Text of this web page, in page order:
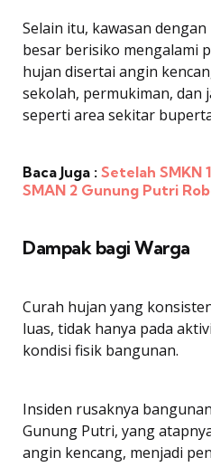
Selain itu, kawasan
besar berisiko mengalami
hujan disertai angin
sekolah, permukiman, dan
seperti area sekitar
Baca Juga : Setelah SMKN
SMAN 2 Gunung Putri
Dampak bagi Warga
Curah hujan yang
luas, tidak hanya pada
kondisi fisik bangunan.
Insiden rusaknya
Gunung Putri, yang
angin kencang, menjadi